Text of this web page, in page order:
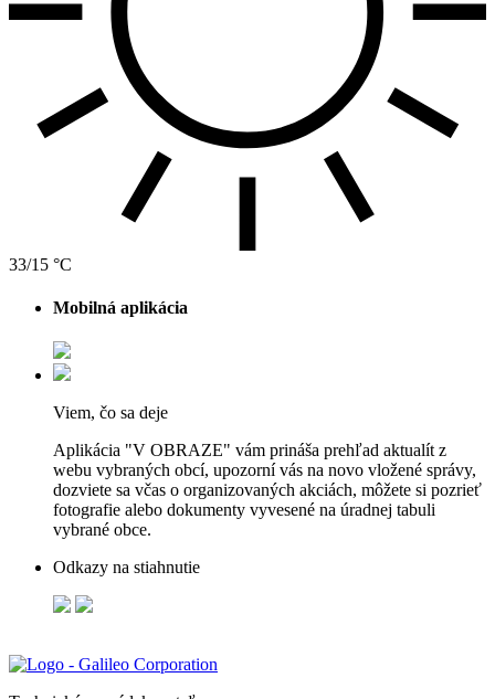
33/15 °C
Mobilná aplikácia
Viem, čo sa deje
Aplikácia "V OBRAZE" vám prináša prehľad aktualít z
webu vybraných obcí, upozorní vás na novo vložené správy,
dozviete sa včas o organizovaných akciách, môžete si pozrieť
fotografie alebo dokumenty vyvesené na úradnej tabuli
vybrané obce.
Odkazy na stiahnutie